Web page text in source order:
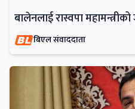
बालेनलाई रास्वपा
बिएल संवाददाता